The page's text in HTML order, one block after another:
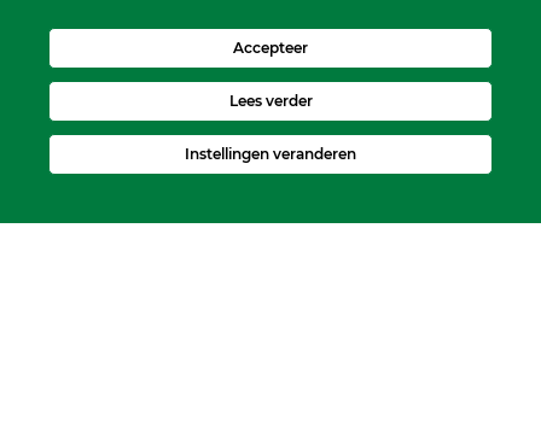
Accepteer
Lees verder
Instellingen veranderen